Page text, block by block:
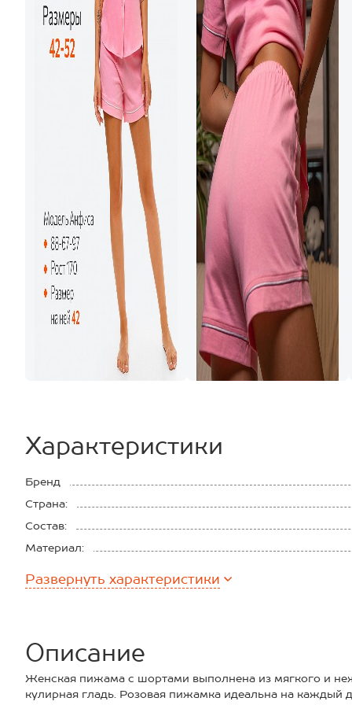
Характеристики
Бренд
Страна:
Состав:
Материал:
Развернуть характеристики
Описание
Женская пижама с шортами выполнена из мягкого и
кулирная гладь. Розовая пижамка идеальна на каждый